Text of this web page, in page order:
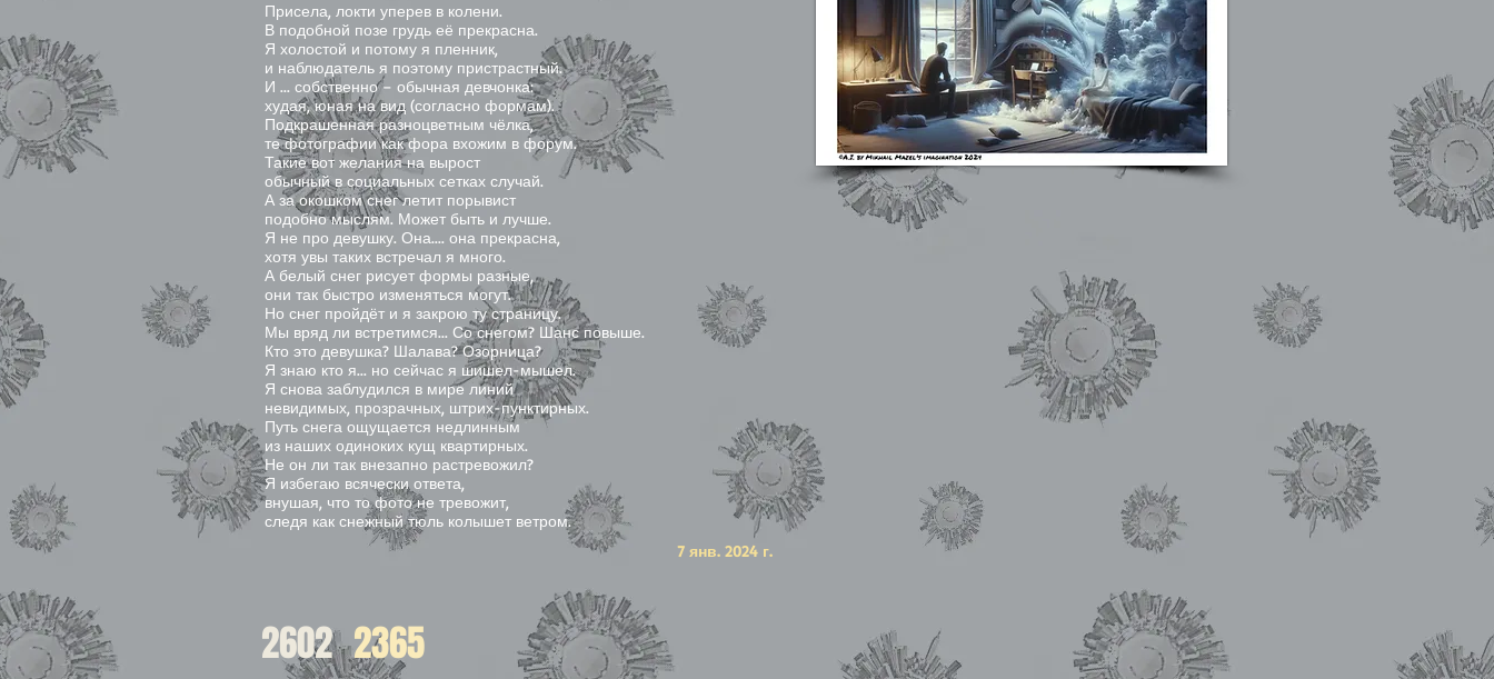
Присела, локти уперев в колени.
В подобной позе грудь её прекрасна.
Я холостой и потому я пленник,
и наблюдатель я поэтому пристрастный.
И ... собственно – обычная девчонка:
худая, юная на вид (согласно формам).
Подкрашенная разноцветным чёлка,
те фотографии как фора вхожим в форум.
Такие вот желания на вырост
обычный в социальных сетках случай.
А за окошком снег летит порывист
подобно мыслям. Может быть и лучше.
Я не про девушку. Она.... она прекрасна,
хотя увы таких встречал я много.
А белый снег рисует формы разные,
они так быстро изменяться могут.
Но снег пройдёт и я закрою ту страницу.
Мы вряд ли встретимся... Со снегом? Шанс повыше.
Кто это девушка? Шалава? Озорница?
Я знаю кто я... но сейчас я шишел-мышел.
Я снова заблудился в мире линий
невидимых, прозрачных, штрих-пунктирных.
Путь снега ощущается недлинным
из наших одиноких кущ квартирных.
Не он ли так внезапно растревожил?
Я избегаю всячески ответа,
внушая, что то фото не тревожит,
следя как снежный тюль колышет ветром.
7 янв. 2024 г.
2602 2365